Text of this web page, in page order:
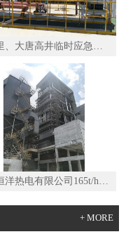
松榆里、大唐高井临时应急热源项目移动热源机组SZS29-2.5/110/50-Q水管D型燃气锅炉
浙江恒洋热电有限公司165t/h高温高压锅炉及其配套系统改造项目
+ MORE